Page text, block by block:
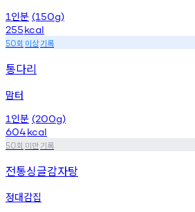
1 인분 (150g)
255kcal
50회 이상기록
통다리
맘터
1 인분 (200g)
604kcal
50회 미만기록
전통싱글감자탕
정대감집